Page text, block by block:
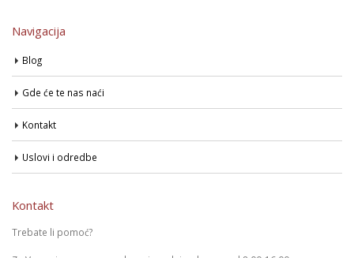
Navigacija
Blog
Gde će te nas naći
Kontakt
Uslovi i odredbe
Kontakt
Trebate li pomoć?